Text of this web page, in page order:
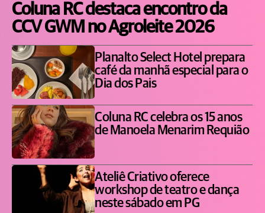
Coluna RC destaca encontro da
CCV GWM no Agroleite 2026
Planalto Select Hotel prepara
café da manhã especial para o
Dia dos Pais
Coluna RC celebra os 15 anos
de Manoela Menarim Requião
Ateliê Criativo oferece
workshop de teatro e dança
neste sábado em PG